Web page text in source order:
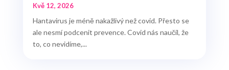
Kvě 12, 2026
Hantavirus je méně nakažlivý než covid. Přesto se
ale nesmí podcenit prevence. Covid nás naučil, že
to, co nevidíme,...